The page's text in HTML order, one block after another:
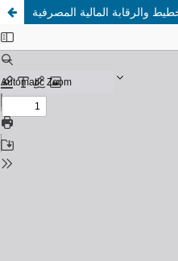
والرقابة المالية المصرفية